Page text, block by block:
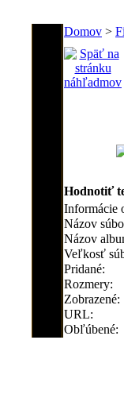
Domov >
Hodnotiť
Informácie
Názov
Názov
Veľkosť
Pridané:
Rozmery:
Zobrazené:
URL:
Obľúbené: